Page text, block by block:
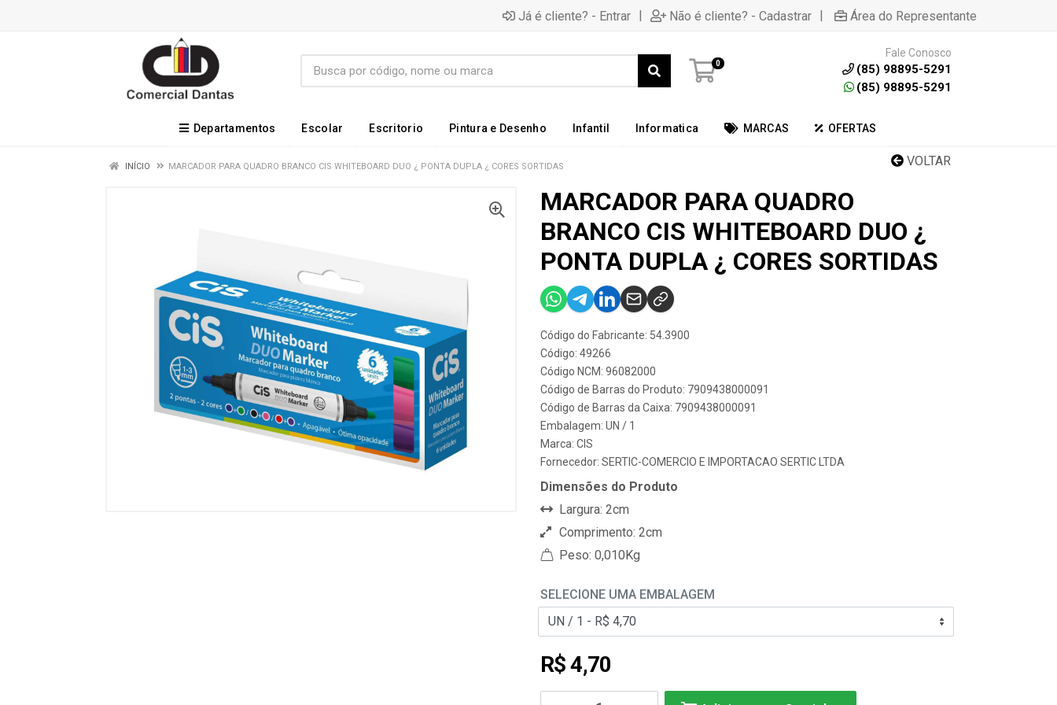
Já é cliente? - Entrar | Não é cliente? - Cadastrar | Área do Representante
0
Fale Conosco
(85) 98895-5291
(85) 98895-5291
Departamentos Escolar Escritorio Pintura e Desenho Infantil Informatica MARCAS OFERTAS
VOLTAR
INÍCIO MARCADOR PARA QUADRO BRANCO CIS WHITEBOARD DUO ¿ PONTA DUPLA ¿ CORES SORTIDAS
MARCADOR PARA QUADRO
BRANCO CIS WHITEBOARD DUO ¿
PONTA DUPLA ¿ CORES SORTIDAS
Código do Fabricante: 54.3900
Código: 49266
Código NCM: 96082000
Código de Barras do Produto: 7909438000091
Código de Barras da Caixa: 7909438000091
Embalagem: UN / 1
Marca: CIS
Fornecedor: SERTIC-COMERCIO E IMPORTACAO SERTIC LTDA
Dimensões do Produto
Largura: 2cm
Comprimento: 2cm
Peso: 0,010Kg
SELECIONE UMA EMBALAGEM
R$ 4,70